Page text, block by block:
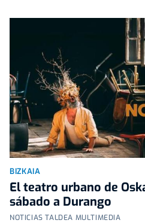
BIZKAIA
El teatro urbano de
sábado a Durango
NOTICIAS TALDEA MULTIMEDIA